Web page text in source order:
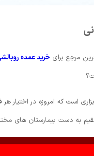
مرجع برای خرید عمده
است که امروزه در اختیار
به دست بیمارستان های